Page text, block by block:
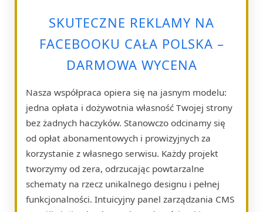
SKUTECZNE REKLAMY NA
FACEBOOKU CAŁA POLSKA –
DARMOWA WYCENA
Nasza współpraca opiera się na jasnym modelu:
jedna opłata i dożywotnia własność Twojej strony
bez żadnych haczyków. Stanowczo odcinamy się
od opłat abonamentowych i prowizyjnych za
korzystanie z własnego serwisu. Każdy projekt
tworzymy od zera, odrzucając powtarzalne
schematy na rzecz unikalnego designu i pełnej
funkcjonalności. Intuicyjny panel zarządzania CMS